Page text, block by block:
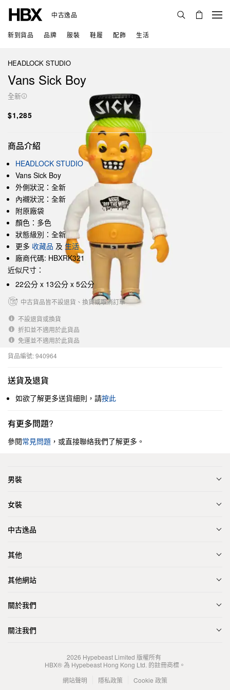
中古逸品
新到貨品 品牌 服裝 鞋履 配飾 生活
HEADLOCK STUDIO
Vans Sick Boy
全新
$1,285
商品介紹
HEADLOCK STUDIO
Vans Sick Boy
外側狀況：全新
內襯狀況：全新
附原廠袋
顏色：多色
狀態級別：全新
更多 收藏品 及 生活
廠商代碼: HBXRK321
近似尺寸：
22公分 x 13公分 x 5公分
中古貨品皆不設退貨、換貨或取消訂單
不設退貨或換貨
折扣並不適用於此貨品
免運並不適用於此貨品
貨品編號: 940964
送貨及退貨
如欲了解更多送貨細則，請按此
有更多問題?
參閱常見問題 ，或直接聯絡我們了解更多。
男裝
女裝
中古逸品
其他
其他網站
關於我們
關注我們
2026 Hypebeast Limited 版權所有
HBX® 為 Hypebeast Hong Kong Ltd. 的註冊商標。
網站聲明
隱私政策 Cookie 政策